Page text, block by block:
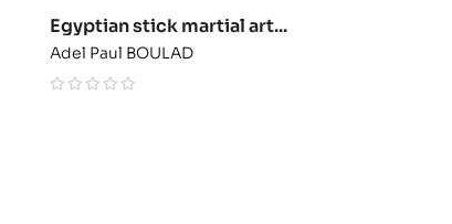
Egyptian stick martial art...
Adel Paul BOULAD